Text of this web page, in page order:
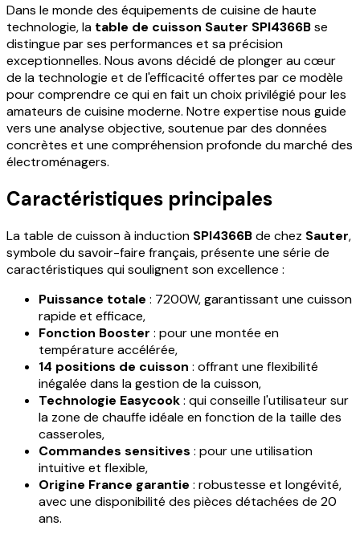
Dans le monde des équipements de cuisine de haute
technologie, la table de cuisson Sauter SPI4366Bse
distingue par ses performances et sa précision
exceptionnelles. Nous avons décidé de plonger au cœur
de la technologie et de l'efficacité offertes par ce modèle
pour comprendre ce qui en fait un choix privilégié pour les
amateurs de cuisine moderne. Notre expertise nous guide
vers une analyse objective, soutenue par des données
concrètes et une compréhension profonde du marché des
électroménagers.
Caractéristiques principales
La table de cuisson à induction SPI4366Bde chez Sauter,
symbole du savoir-faire français, présente une série de
caractéristiques qui soulignent son excellence :
Puissance totale : 7200W, garantissant une cuisson
rapide et efficace,
Fonction Booster : pour une montée en
température accélérée,
14 positions de cuisson : offrant une flexibilité
inégalée dans la gestion de la cuisson,
Technologie Easycook: qui conseille l'utilisateur sur
la zone de chauffe idéale en fonction de la taille des
casseroles,
Commandes sensitives : pour une utilisation
intuitive et flexible,
Origine France garantie : robustesse et longévité,
avec une disponibilité des pièces détachées de 20
ans.